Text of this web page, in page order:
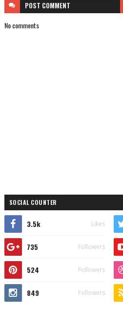
POST COMMENT
No comments
SOCIAL COUNTER
3.5k Likes
735 Followers
524 Followers
849 Followers